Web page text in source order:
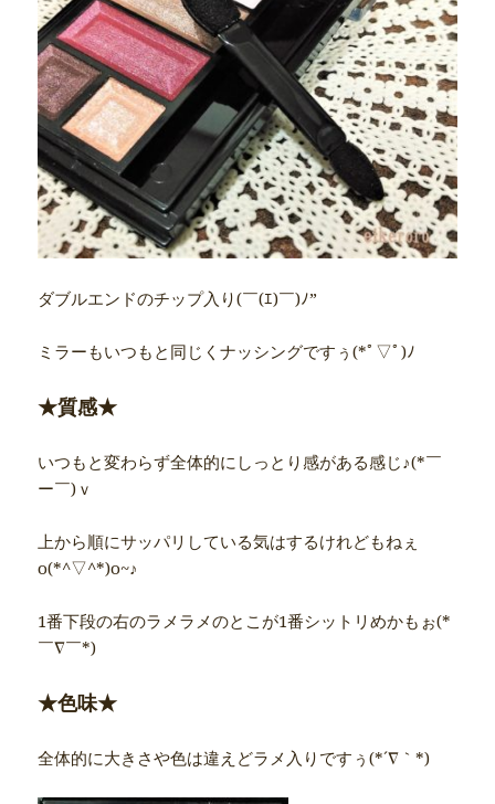
ダブルエンドのチップ入り(￣(ｴ)￣)ﾉ”
ミラーもいつもと同じくナッシングですぅ(*ﾟ▽ﾟ)ﾉ
★質感★
いつもと変わらず全体的にしっとり感がある感じ♪(*￣
ー￣)ｖ
上から順にサッパリしている気はするけれどもねぇ
o(*^▽^*)o~♪
1番下段の右のラメラメのとこが1番シットリめかもぉ(*
￣∇￣*)
★色味★
全体的に大きさや色は違えどラメ入りですぅ(*´∇｀*)